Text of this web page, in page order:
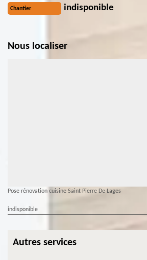
Chantier indisponible
Nous localiser
Pose rénovation cuisine Saint Pierre De Lages
indisponible
Autres services